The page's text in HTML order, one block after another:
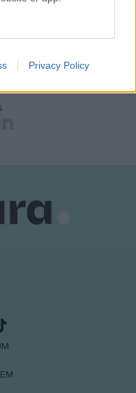
storage
storagePrivacy Policy